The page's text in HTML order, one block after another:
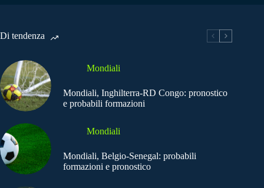
Di tendenza
Mondiali
Mondiali, Inghilterra-RD Congo: pronostico
e probabili formazioni
Mondiali
Mondiali, Belgio-Senegal: probabili
formazioni e pronostico